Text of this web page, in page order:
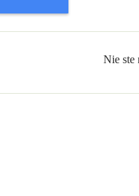
Nie ste